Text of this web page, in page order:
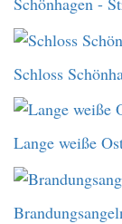
Schloss
Lange weiße